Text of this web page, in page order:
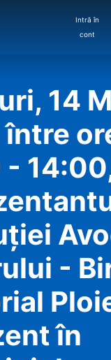
Intră în
cont
14
-
în